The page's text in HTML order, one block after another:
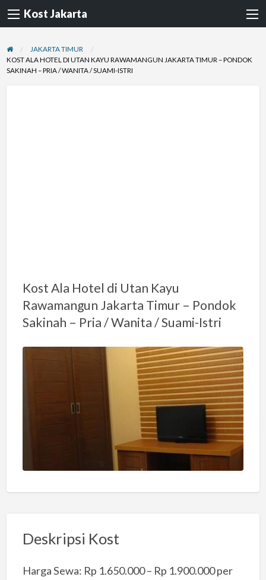
Kost Jakarta
JAKARTA TIMUR
KOST ALA HOTEL DI UTAN KAYU RAWAMANGUN JAKARTA TIMUR – PONDOK
SAKINAH – PRIA / WANITA / SUAMI-ISTRI
Kost Ala Hotel di Utan Kayu
Rawamangun Jakarta Timur – Pondok
Sakinah – Pria / Wanita / Suami-Istri
Deskripsi Kost
Harga Sewa: Rp 1.650.000 – Rp 1.900.000 per